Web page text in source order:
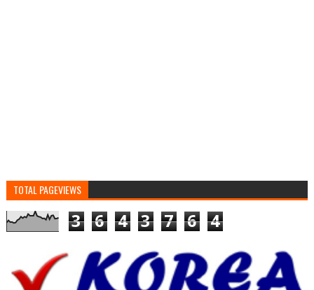
TOTAL PAGEVIEWS
3 6 4 3 7 6 4